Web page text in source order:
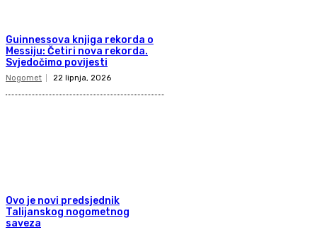
Guinnessova knjiga rekorda o
Messiju: Četiri nova rekorda.
Svjedočimo povijesti
Nogomet 22 lipnja, 2026
Ovo je novi predsjednik
Talijanskog nogometnog
saveza